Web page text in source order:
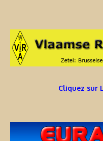
Cliquez sur